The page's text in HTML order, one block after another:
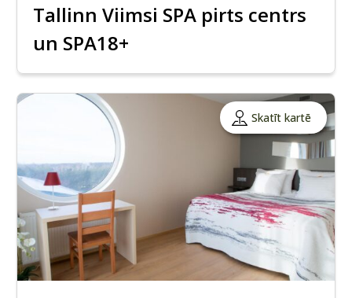
Tallinn Viimsi SPA pirts centrs
un SPA18+
Skatīt kartē